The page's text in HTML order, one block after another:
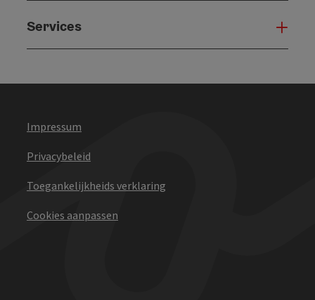
Services
Impressum
Privacybeleid
Toegankelijkheids verklaring
Cookies aanpassen